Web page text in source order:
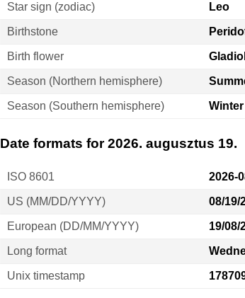
Star sign (zodiac) Leo
Birthstone
Birth flower
Season (Northern hemisphere)
Season (Southern hemisphere) Winter
Date formats for 2026. augusztus 19.
ISO 8601 2026-
US (MM/DD/YYYY) 08/19/
European (DD/MM/YYYY) 19/08/
Long format
Unix timestamp